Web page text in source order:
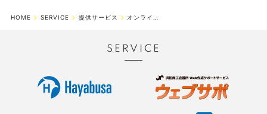
HOME SERVICE 提供サービス オンラインミーティング
SERVICE